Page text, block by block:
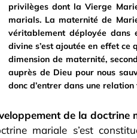
privilèges dont la Vierge
marials. La maternité de
véritablement déployée dans
divine s’est ajoutée en effet ce
dimension de maternité,
auprès de Dieu pour nous
donc d’entrer dans une
de la doctrine
mariale s’est